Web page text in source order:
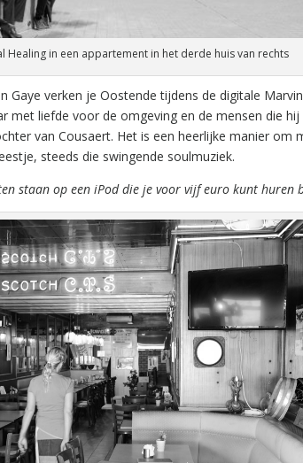
Healing in een appartement in het derde huis van rechts
Gaye verken je Oostende tijdens de digitale
met liefde voor de omgeving en de mensen die
van Cousaert. Het is een heerlijke manier
steeds die swingende soulmuziek.
staan op een iPod die je voor vijf euro kunt